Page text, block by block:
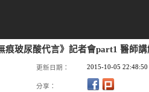
痕玻尿酸代言》記者會part1 醫師
更新日期： 2015-10-05 22:48:50
分享：